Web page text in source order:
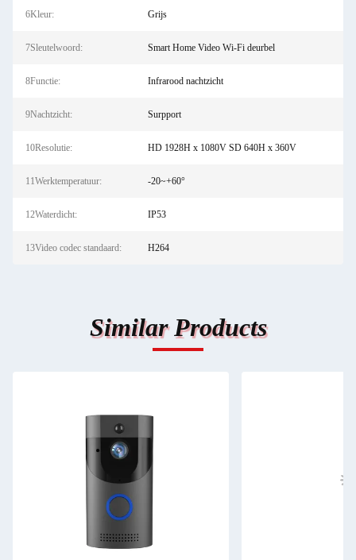
6Kleur: Grijs
7Sleutelwoord: Smart Home Video Wi-Fi deurbel
8Functie: Infrarood nachtzicht
9Nachtzicht: Surpport
10Resolutie: HD 1928H x 1080V SD 640H x 360V
11Werktemperatuur: -20~+60°
12Waterdicht: IP53
13Video codec standaard: H264
Similar Products